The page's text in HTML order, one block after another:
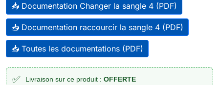
📥 Documentation Changer la sangle 4 (PDF)
📥 Documentation raccourcir la sangle 4 (PDF)
📥 Toutes les documentations (PDF)
✅ Livraison sur ce produit : OFFERTE